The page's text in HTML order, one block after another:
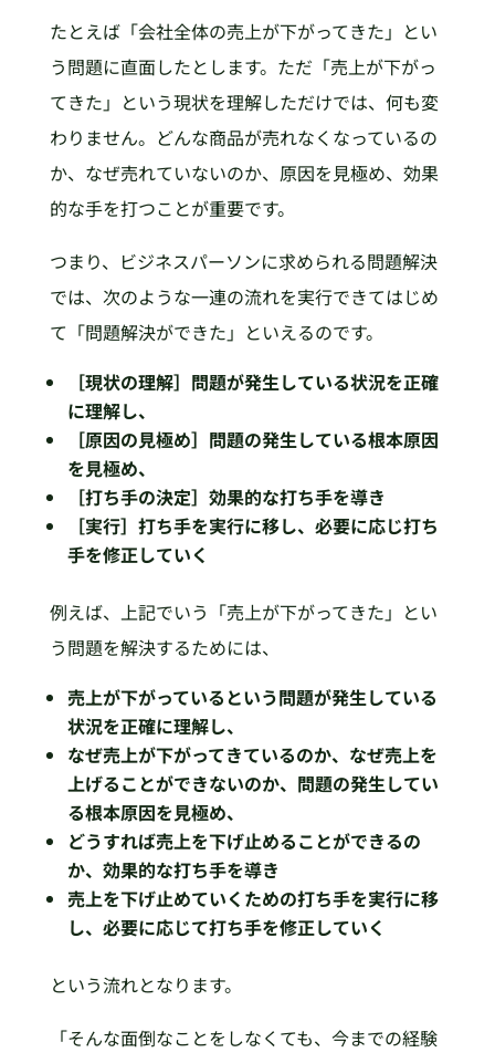
たとえば「会社全体の売上が下がってきた」とい
う問題に直面したとします。ただ「売上が下がっ
てきた」という現状を理解しただけでは、何も変
わりません。どんな商品が売れなくなっているの
か、なぜ売れていないのか、原因を見極め、効果
的な手を打つことが重要です。
つまり、ビジネスパーソンに求められる問題解決
では、次のような一連の流れを実行できてはじめ
て「問題解決ができた」といえるのです。
［現状の理解］問題が発生している状況を正確
に理解し、
［原因の見極め］問題の発生している根本原因
を見極め、
［打ち手の決定］効果的な打ち手を導き
［実行］打ち手を実行に移し、必要に応じ打ち
手を修正していく
例えば、上記でいう「売上が下がってきた」とい
う問題を解決するためには、
売上が下がっているという問題が発生している
状況を正確に理解し、
なぜ売上が下がってきているのか、なぜ売上を
上げることができないのか、問題の発生してい
る根本原因を見極め、
どうすれば売上を下げ止めることができるの
か、効果的な打ち手を導き
売上を下げ止めていくための打ち手を実行に移
し、必要に応じて打ち手を修正していく
という流れとなります。
「そんな面倒なことをしなくても、今までの経験